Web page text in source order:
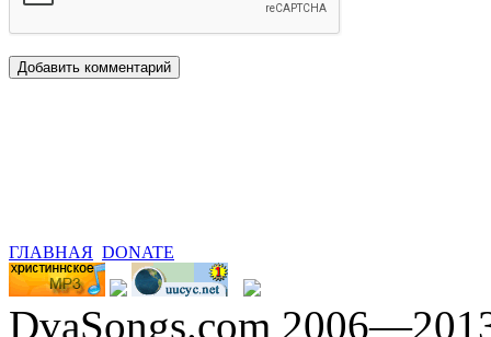
ГЛАВНАЯ DONATE
DvaSongs.com